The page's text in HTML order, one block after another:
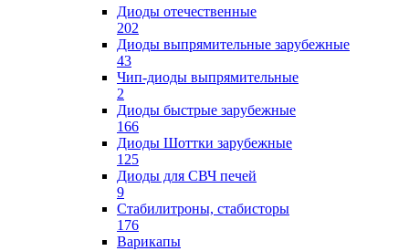
Диоды отечественные
202
Диоды выпрямительные зарубежные
43
Чип-диоды выпрямительные
2
Диоды быстрые зарубежные
166
Диоды Шоттки зарубежные
125
Диоды для СВЧ печей
9
Стабилитроны, стабисторы
176
Варикапы